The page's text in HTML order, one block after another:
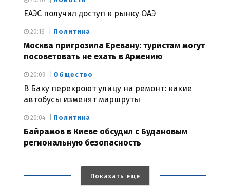
ЕАЭС получил доступ к рынку ОАЭ
Политика
Москва пригрозила Еревану: туристам могут
посоветовать не ехать в Армению
20:16
Общество
В Баку перекроют улицу на ремонт: какие
автобусы изменят маршруты
20:09
Политика
Байрамов в Киеве обсудил с Будановым
региональную безопасность
20:04
Показать еще